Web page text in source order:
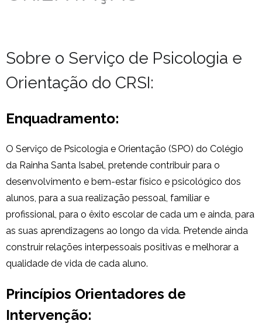
Sobre o Serviço de Psicologia e
Orientação do CRSI:
Enquadramento:
O Serviço de Psicologia e Orientação (SPO) do Colégio
da Rainha Santa Isabel, pretende contribuir para o
desenvolvimento e bem-estar físico e psicológico dos
alunos, para a sua realização pessoal, familiar e
profissional, para o êxito escolar de cada um e ainda, para
as suas aprendizagens ao longo da vida. Pretende ainda
construir relações interpessoais positivas e melhorar a
qualidade de vida de cada aluno.
Princípios Orientadores de
Intervenção: